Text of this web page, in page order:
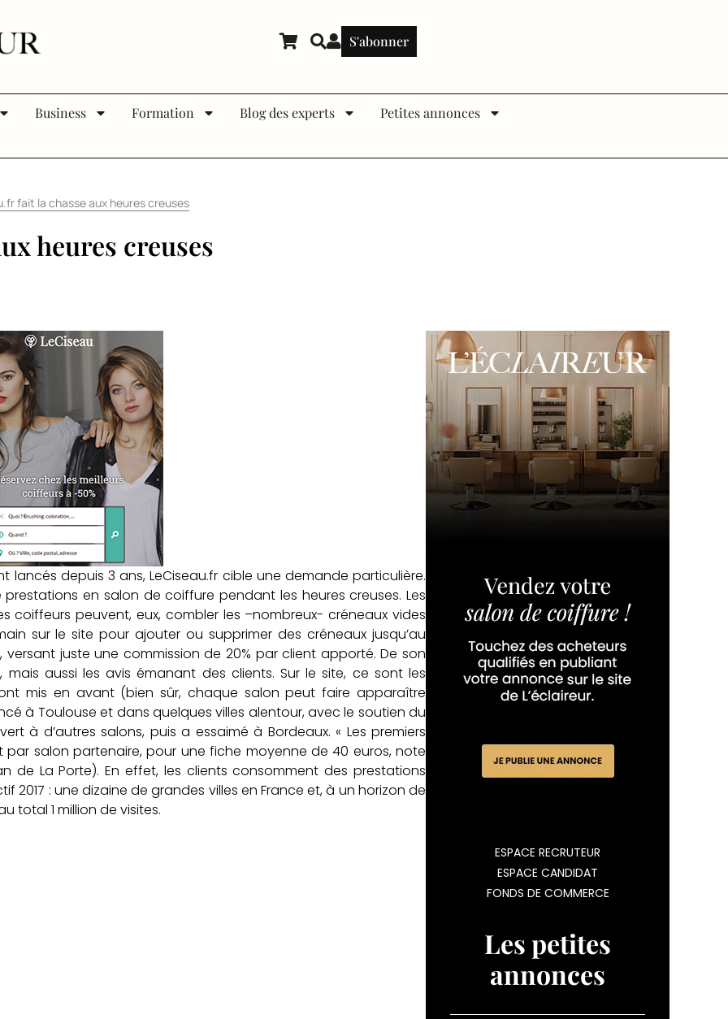
S'abonner
Business Formation Blog des experts Petites annonces
fait la chasse aux heures creuses
heures creuses
lancés depuis 3 ans, LeCiseau.fr cible une demande particulière.
en salon de coiffure pendant les heures creuses. Les
coiffeurs peuvent, eux, combler les –nombreux- créneaux vides
sur le site pour ajouter ou supprimer des créneaux jusqu’au
versant juste une commission de 20% par client apporté. De son
aussi les avis émanant des clients. Sur le site, ce sont les
mis en avant (bien sûr, chaque salon peut faire apparaître
à Toulouse et dans quelques villes alentour, avec le soutien du
à d’autres salons, puis a essaimé à Bordeaux. « Les premiers
salon partenaire, pour une fiche moyenne de 40 euros, note
de La Porte). En effet, les clients consomment des prestations
2017 : une dizaine de grandes villes en France et, à un horizon de
total 1 million de visites.
ESPACE RECRUTEUR
ESPACE CANDIDAT
FONDS DE COMMERCE
Les petites
annonces